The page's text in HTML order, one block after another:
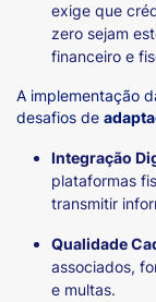
exige que
zero sejam
financeiro e
A implementação
desafios de
Integração
plataformas
transmitir
Qualidade
associados,
e multas.